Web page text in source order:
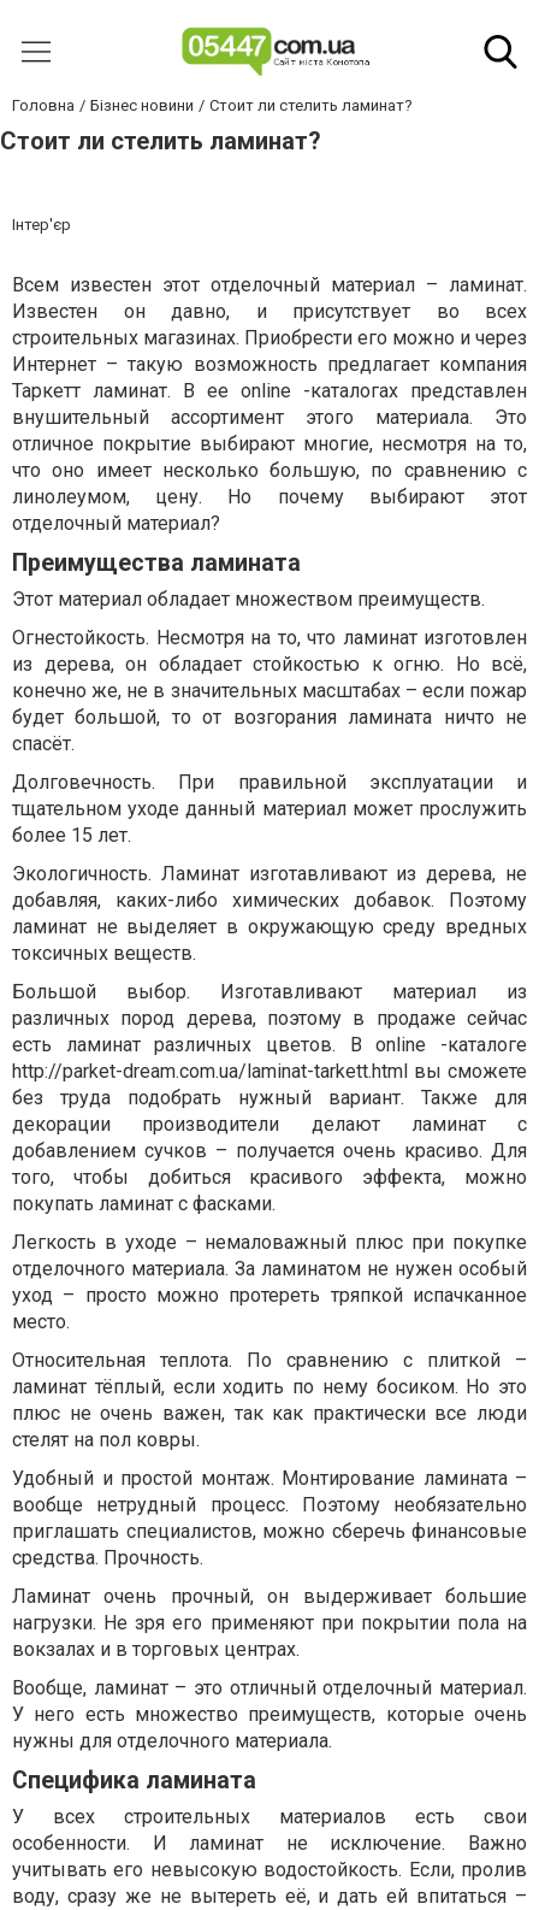
Головна Бізнес новини Стоит ли стелить ламинат?
Стоит ли стелить ламинат?
Інтер'єр
Всем известен этот отделочный материал – ламинат.
Известен он давно, и присутствует во всех
строительных магазинах. Приобрести его можно и через
Интернет – такую возможность предлагает компания
Таркетт ламинат. В ее online -каталогах представлен
внушительный ассортимент этого материала. Это
отличное покрытие выбирают многие, несмотря на то,
что оно имеет несколько большую, по сравнению с
линолеумом, цену. Но почему выбирают этот
отделочный материал?
Преимущества ламината
Этот материал обладает множеством преимуществ.
Огнестойкость. Несмотря на то, что ламинат изготовлен
из дерева, он обладает стойкостью к огню. Но всё,
конечно же, не в значительных масштабах – если пожар
будет большой, то от возгорания ламината ничто не
спасёт.
Долговечность. При правильной эксплуатации и
тщательном уходе данный материал может прослужить
более 15 лет.
Экологичность. Ламинат изготавливают из дерева, не
добавляя, каких-либо химических добавок. Поэтому
ламинат не выделяет в окружающую среду вредных
токсичных веществ.
Большой выбор. Изготавливают материал из
различных пород дерева, поэтому в продаже сейчас
есть ламинат различных цветов. В online -каталоге
http://parket-dream.com.ua/laminat-tarkett.html вы сможете
без труда подобрать нужный вариант. Также для
декорации производители делают ламинат с
добавлением сучков – получается очень красиво. Для
того, чтобы добиться красивого эффекта, можно
покупать ламинат с фасками.
Легкость в уходе – немаловажный плюс при покупке
отделочного материала. За ламинатом не нужен особый
уход – просто можно протереть тряпкой испачканное
место.
Относительная теплота. По сравнению с плиткой –
ламинат тёплый, если ходить по нему босиком. Но это
плюс не очень важен, так как практически все люди
стелят на пол ковры.
Удобный и простой монтаж. Монтирование ламината –
вообще нетрудный процесс. Поэтому необязательно
приглашать специалистов, можно сберечь финансовые
средства. Прочность.
Ламинат очень прочный, он выдерживает большие
нагрузки. Не зря его применяют при покрытии пола на
вокзалах и в торговых центрах.
Вообще, ламинат – это отличный отделочный материал.
У него есть множество преимуществ, которые очень
нужны для отделочного материала.
Специфика ламината
У всех строительных материалов есть свои
особенности. И ламинат не исключение. Важно
учитывать его невысокую водостойкость. Если, пролив
воду, сразу же не вытереть её, и дать ей впитаться –